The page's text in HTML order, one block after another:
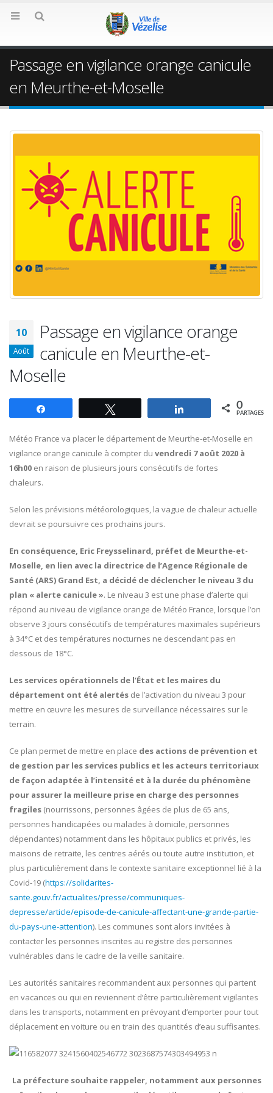
Passage en vigilance orange canicule
en Meurthe-et-Moselle
10
Août
Passage en vigilance orange
canicule en Meurthe-et-
Moselle
Partagez 0
PARTAGES
Météo France va placer le département de Meurthe-et-Moselle en
vigilance orange canicule à compter du vendredi 7 août 2020 à
16h00 en raison de plusieurs jours consécutifs de fortes
chaleurs.
Selon les prévisions météorologiques, la vague de chaleur actuelle
devrait se poursuivre ces prochains jours.
En conséquence, Eric Freysselinard, préfet de Meurthe-et-
Moselle, en lien avec la directrice de l’Agence Régionale de
Santé (ARS) Grand Est, a décidé de déclencher le niveau 3 du
plan « alerte canicule ». Le niveau 3 est une phase d’alerte qui
répond au niveau de vigilance orange de Météo France, lorsque l’on
observe 3 jours consécutifs de températures maximales supérieurs
à 34°C et des températures nocturnes ne descendant pas en
dessous de 18°C.
Les services opérationnels de l’État et les maires du
département ont été alertés de l’activation du niveau 3 pour
mettre en œuvre les mesures de surveillance nécessaires sur le
terrain.
Ce plan permet de mettre en place des actions de prévention et
de gestion par les services publics et les acteurs territoriaux
de façon adaptée à l’intensité et à la durée du phénomène
pour assurer la meilleure prise en charge des personnes
fragiles (nourrissons, personnes âgées de plus de 65 ans,
personnes handicapées ou malades à domicile, personnes
dépendantes) notamment dans les hôpitaux publics et privés, les
maisons de retraite, les centres aérés ou toute autre institution, et
plus particulièrement dans le contexte sanitaire exceptionnel lié à la
Covid-19 (https://solidarites-
sante.gouv.fr/actualites/presse/communiques-
depresse/article/episode-de-canicule-affectant-une-grande-partie-
du-pays-une-attention). Les communes sont alors invitées à
contacter les personnes inscrites au registre des personnes
vulnérables dans le cadre de la veille sanitaire.
Les autorités sanitaires recommandent aux personnes qui partent
en vacances ou qui en reviennent d’être particulièrement vigilantes
dans les transports, notamment en prévoyant d’emporter pour tout
déplacement en voiture ou en train des quantités d’eau suffisantes.
La préfecture souhaite rappeler, notamment aux personnes